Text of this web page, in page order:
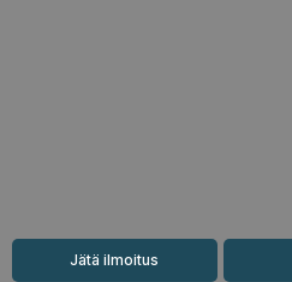
Jätä ilmoitus